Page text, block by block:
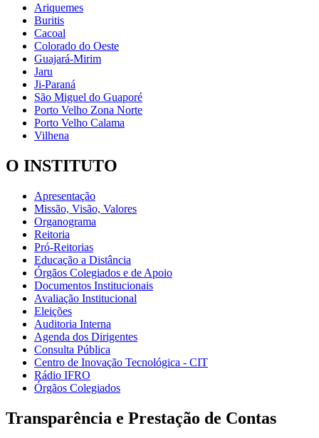
Ariquemes
Buritis
Cacoal
Colorado do Oeste
Guajará-Mirim
Jaru
Ji-Paraná
São Miguel do Guaporé
Porto Velho Zona Norte
Porto Velho Calama
Vilhena
O INSTITUTO
Apresentação
Missão, Visão, Valores
Organograma
Reitoria
Pró-Reitorias
Educação a Distância
Órgãos Colegiados e de Apoio
Documentos Institucionais
Avaliação Institucional
Eleições
Auditoria Interna
Agenda dos Dirigentes
Consulta Pública
Centro de Inovação Tecnológica - CIT
Rádio IFRO
Órgãos Colegiados
Transparência e Prestação de Contas